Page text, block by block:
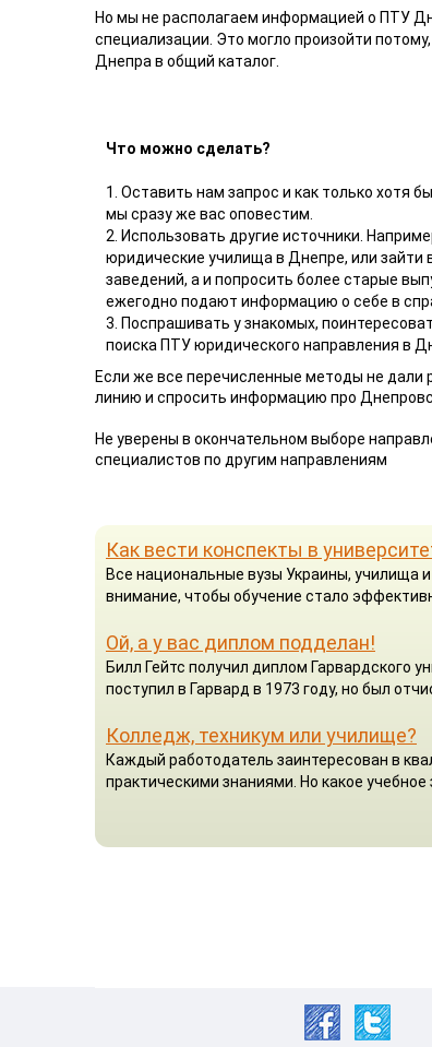
Но мы не располагаем информацией о ПТУ
специализации. Это могло произойти
Днепра в общий каталог.
Что можно сделать?
1. Оставить нам запрос и как только хотя
мы сразу же вас оповестим.
2. Использовать другие источники.
юридические училища в Днепре, или зайти
заведений, а и попросить более старые
ежегодно подают информацию о себе в
3. Поспрашивать у знакомых,
поиска ПТУ юридического направления в
Если же все перечисленные методы не
линию и спросить информацию про
Не уверены в окончательном выборе
специалистов по другим направлениям
Как вести конспекты в
Все национальные вузы Украины, училища
внимание, чтобы обучение стало
Ой, а у вас диплом подделан!
Билл Гейтс получил диплом Гарвардского
поступил в Гарвард в 1973 году, но был
Колледж, техникум или училище?
Каждый работодатель заинтересован в
практическими знаниями. Но какое